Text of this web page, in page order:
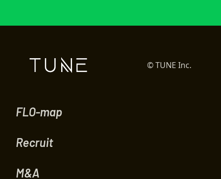
© TUNE Inc.
FLO-map
Recruit
M&A